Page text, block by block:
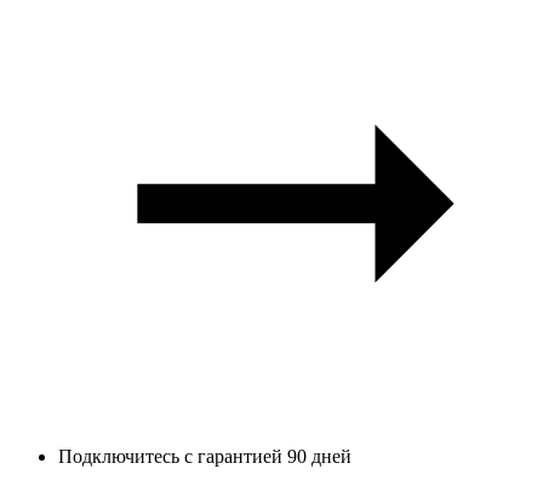
Подключитесь с гарантией 90 дней